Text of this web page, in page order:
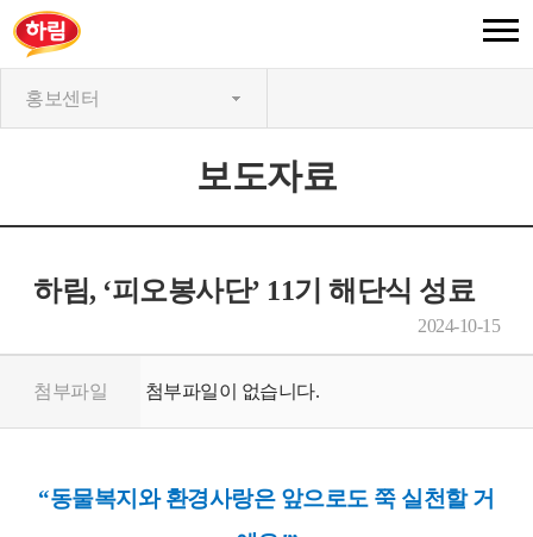
홍보센터
보도자료
하림, ‘피오봉사단’ 11기 해단식 성료
2024-10-15
첨부파일 첨부파일이 없습니다.
“동물복지와 환경사랑은 앞으로도 쭉 실천할 거